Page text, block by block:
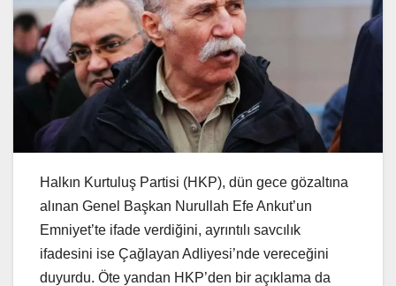
Halkın Kurtuluş Partisi (HKP), dün gece gözaltına
alınan Genel Başkan Nurullah Efe Ankut’un
Emniyet’te ifade verdiğini, ayrıntılı savcılık
ifadesini ise Çağlayan Adliyesi’nde vereceğini
duyurdu. Öte yandan HKP’den bir açıklama da